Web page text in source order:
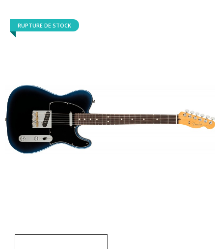
RUPTURE DE STOCK